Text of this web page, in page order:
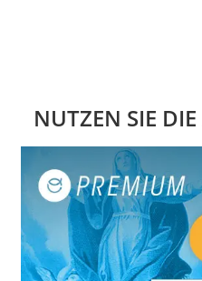
NUTZEN SIE